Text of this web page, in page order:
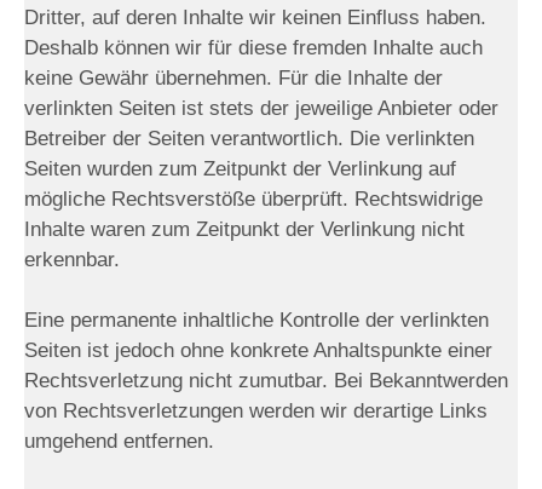
Dritter, auf deren Inhalte wir keinen Einfluss haben.
Deshalb können wir für diese fremden Inhalte auch
keine Gewähr übernehmen. Für die Inhalte der
verlinkten Seiten ist stets der jeweilige Anbieter oder
Betreiber der Seiten verantwortlich. Die verlinkten
Seiten wurden zum Zeitpunkt der Verlinkung auf
mögliche Rechtsverstöße überprüft. Rechtswidrige
Inhalte waren zum Zeitpunkt der Verlinkung nicht
erkennbar.
Eine permanente inhaltliche Kontrolle der verlinkten
Seiten ist jedoch ohne konkrete Anhaltspunkte einer
Rechtsverletzung nicht zumutbar. Bei Bekanntwerden
von Rechtsverletzungen werden wir derartige Links
umgehend entfernen.